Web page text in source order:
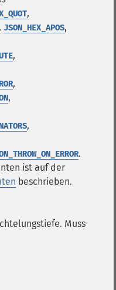
,
, JSON_HEX_APOS,
,
,
,
,
.
ist auf der
beschrieben.
Muss